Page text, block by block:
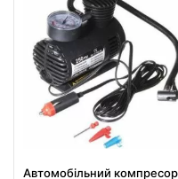
Автомобільний компресор